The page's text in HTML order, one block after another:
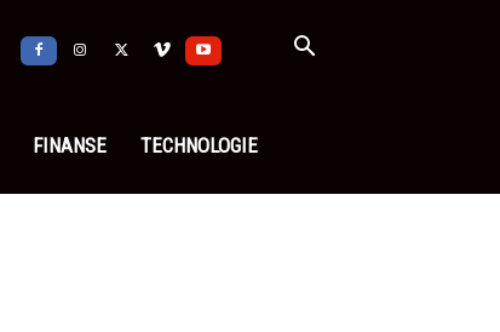
FINANSE TECHNOLOGIE